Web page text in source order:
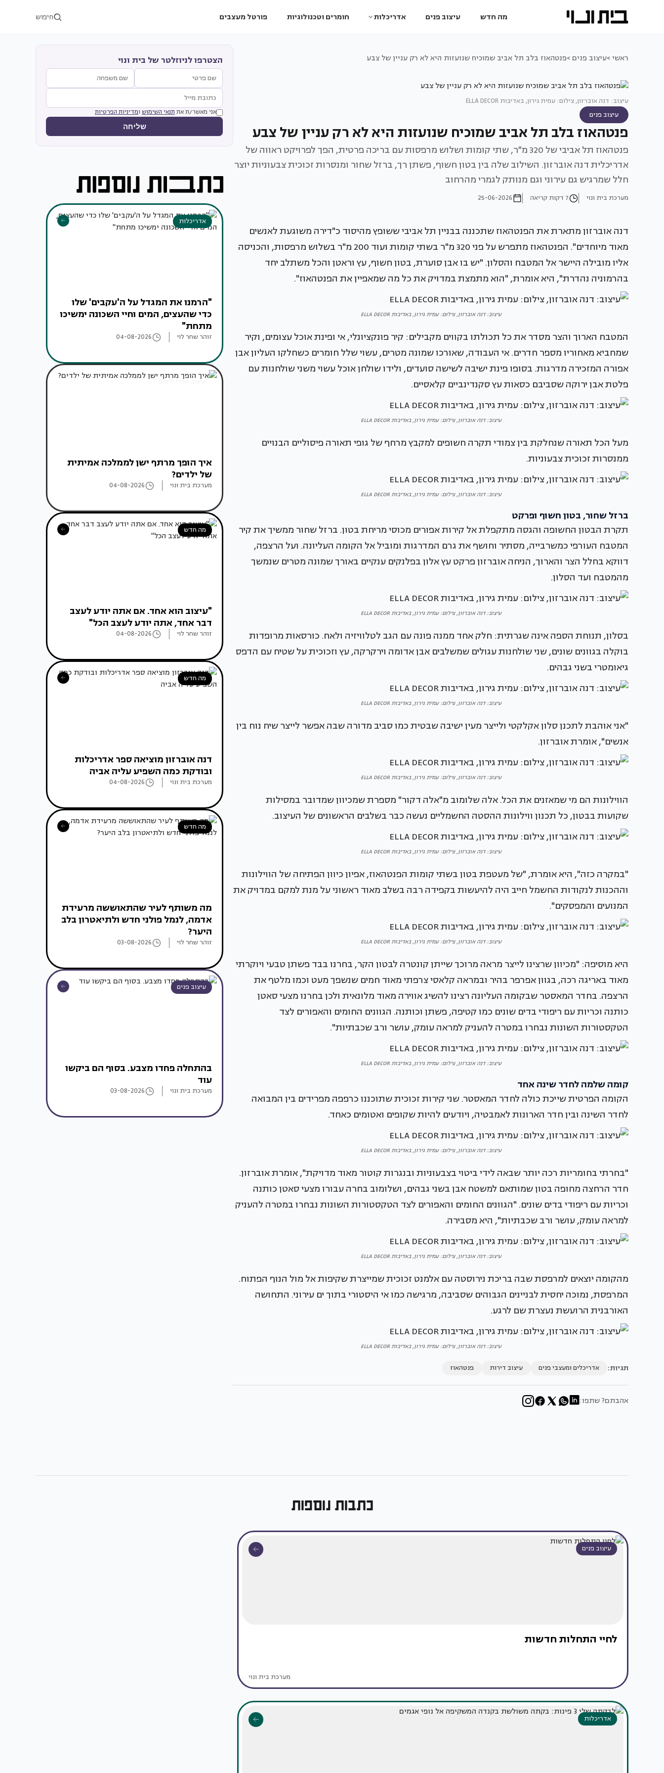
מה חדש עיצוב פנים אדריכלות חומרים וטכנולוגיות פורטל מעצבים חיפוש
ראשי >עיצוב פנים >פנטהאוז בלב תל אביב שמוכיח שנועזות היא לא רק עניין של צבע
עיצוב: דנה אוברזון, צילום: עמית גירון, באדיבות ELLA DECOR
עיצוב פנים
פנטהאוז בלב תל אביב שמוכיח שנועזות היא לא רק עניין של צבע
פנטהאוז תל אביבי של 320 מ"ר, שתי קומות ושלוש מרפסות עם בריכה פרטית, הפך לפרויקט ראווה של
אדריכלית דנה אוברזון. השילוב שלה בין בטון חשוף, פשתן רך, ברזל שחור ומנסרות זכוכית צבעוניות יוצר
חלל שמרגיש גם עירוני וגם מנותק לגמרי מהרחוב
מערכת בית ונוי 7 דקות קריאה 25-06-2026
דנה אוברזון מתארת את הפנטהאוז שתכננה בבניין תל אביבי ששופץ מהיסוד כ"דירה משוגעת לאנשים
מאוד מיוחדים". הפנטהאוז מתפרש על פני 320 מ"ר בשתי קומות ועוד 200 מ"ר בשלוש מרפסות, והכניסה
אליו מובילה היישר אל המטבח והסלון. "יש בו אבן סוערת, בטון חשוף, עץ וראטן והכל משתלב יחד
בהרמוניה נהדרת", היא אומרת, "הוא מתמצת במדויק את כל מה שמאפיין את הפנטהאוז".
עיצוב: דנה אוברזון, צילום: עמית גירון, באדיבות ELLA DECOR
המטבח הארוך והצר מסדר את כל תכולתו בקווים מקבילים: קיר פונקציונלי, אי ופינת אוכל עצומים, וקיר
שמחביא מאחוריו מספר חדרים. אי העבודה, שאורכו שמונה מטרים, עשוי שלל חומרים כשחלקו העליון אבן
אפורה המזכירה מדרגות. בסופו פינת ישיבה לשישה סועדים, ולידו שולחן אוכל עשוי משני שולחנות עם
פלטת אבן ירוקה שסביבם כסאות עץ סקנדינביים קלאסיים.
עיצוב: דנה אוברזון, צילום: עמית גירון, באדיבות ELLA DECOR
מעל הכל תאורה שנחלקת בין צמודי תקרה חשופים למקבץ מרחף של גופי תאורה פיסוליים הבנויים
ממנסרות זכוכית צבעוניות.
עיצוב: דנה אוברזון, צילום: עמית גירון, באדיבות ELLA DECOR
ברזל שחור, בטון חשוף ופרקט
תקרת הבטון החשופה והגסה מתקפלת אל קירות אפורים מכוסי מריחת בטון. ברזל שחור ממשיך את קיר
המטבח העורפי כמשרבייה, מסתיר וחושף את גרם המדרגות ומוביל אל הקומה העליונה. ועל הרצפה,
דווקא בחלל הצר והארוך, הניחה אוברזון פרקט עץ אלון בפלנקים ענקיים באורך שמונה מטרים שנמשך
מהמטבח ועד הסלון.
עיצוב: דנה אוברזון, צילום: עמית גירון, באדיבות ELLA DECOR
בסלון, תנוחת הספה אינה שגרתית: חלק אחד ממנה פונה עם הגב לטלוויזיה ולאח. כורסאות מרופדות
בוקלה בגוונים שונים, שני שולחנות עגולים שמשלבים אבן אדומה וירקרקה, עץ וזכוכית על שטיח עם הדפס
גיאומטרי בשני גבהים.
עיצוב: דנה אוברזון, צילום: עמית גירון, באדיבות ELLA DECOR
"אני אוהבת לתכנן סלון אקלקטי ולייצר מעין ישיבה שבטית כמו סביב מדורה שבה אפשר לייצר שיח נוח בין
אנשים", אומרת אוברזון.
עיצוב: דנה אוברזון, צילום: עמית גירון, באדיבות ELLA DECOR
הווילונות הם מי שמאזנים את הכל. אלה שלומוב מ"אלה דקור" מספרת שמכיוון שמדובר במסילות
שקועות בבטון, כל תכנון ווילונות ההסטה החשמליים נעשה כבר בשלבים הראשונים של העיצוב.
עיצוב: דנה אוברזון, צילום: עמית גירון, באדיבות ELLA DECOR
"במקרה כזה", היא אומרת, "של מעטפת בטון בשתי קומות הפנטהאוז, אפיון כיוון הפתיחה של הווילונות
וההכנות לנקודות החשמל חייב היה להיעשות בקפידה רבה בשלב מאוד ראשוני על מנת למקם במדויק את
המנועים והמפסקים".
עיצוב: דנה אוברזון, צילום: עמית גירון, באדיבות ELLA DECOR
היא מוסיפה: "מכיוון שרצינו לייצר מראה מרוכך שייתן קונטרה לבטון הקר, בחרנו בבד פשתן טבעי ויוקרתי
מאוד באריגה רכה, בגוון אפרפר בהיר ובמראה קלאסי צרפתי מאוד חמים שנשפך מעט וכמו מלטף את
הרצפה. בחדר המאסטר שבקומה העליונה רצינו להשיג אווירה מאוד מלונאית ולכן בחרנו מצעי סאטן
כותנה וכריות עם ריפודי בדים שונים כמו קטיפה, פשתן וכותנה. הגוונים החומים והאפורים לצד
הטקסטורות השונות נבחרו במטרה להעניק למראה עומק, עושר ורב שכבתיות".
עיצוב: דנה אוברזון, צילום: עמית גירון, באדיבות ELLA DECOR
קומה שלמה לחדר שינה אחד
הקומה הפרטית שייכת כולה לחדר המאסטר. שני קירות זכוכית שתוכננו כרפפה מפרידים בין המבואה
לחדר השינה ובין חדר הארונות לאמבטיה, ויודעים להיות שקופים ואטומים כאחד.
עיצוב: דנה אוברזון, צילום: עמית גירון, באדיבות ELLA DECOR
"בחרתי בחומריות רכה יותר שבאה לידי ביטוי בצבעוניות ובנגרות קוטור מאוד מדויקת", אומרת אוברזון.
חדר הרחצה מחופה בטון שמותאם למשטח אבן בשני גבהים, ושלומוב בחרה עבורו מצעי סאטן כותנה
וכריות עם ריפודי בדים שונים. "הגוונים החומים והאפורים לצד הטקסטורות השונות נבחרו במטרה להעניק
למראה עומק, עושר ורב שכבתיות", היא מסבירה.
עיצוב: דנה אוברזון, צילום: עמית גירון, באדיבות ELLA DECOR
מהקומה יוצאים למרפסת שבה בריכת נירוסטה עם אלמנט זכוכית שמייצרת שקיפות אל מול הנוף הפתוח.
המרפסת, נמוכה יחסית לבניינים הגבוהים שסביבה, מרגישה כמו אי היסטורי בתוך ים עירוני. התחושה
האורבנית הרועשת נעצרת שם לרגע.
עיצוב: דנה אוברזון, צילום: עמית גירון, באדיבות ELLA DECOR
תגיות: אדריכלים ומעצבי פנים עיצוב דירות פנטהאוז
אהבתם? שתפו:
הצטרפו לניוזלטר של בית ונוי
אני מאשר/ת את תנאי השימוש ומדיניות הפרטיות
שליחה
אדריכלות
"הרמנו את המגדל על ה'עקבים' שלו
כדי שהעצים, המים וחיי השכונה ימשיכו
מתחת"
זוהר שחר לוי 04-08-2026
עיצוב חדרי ילדים
איך הופך מרתף ישן לממלכה אמיתית
של ילדים?
מערכת בית ונוי 04-08-2026
מה חדש
"עיצוב הוא אחד. אם אתה יודע לעצב
דבר אחד, אתה יודע לעצב הכל"
זוהר שחר לוי 04-08-2026
מה חדש
דנה אוברזון מוציאה ספר אדריכלות
ובודקת כמה השפיע עליה אביה
מערכת בית ונוי 04-08-2026
מה חדש
מה משותף לעיר שהתאוששה מרעידת
אדמה, לנמל פולני חדש ולתיאטרון בלב
היער?
זוהר שחר לוי 03-08-2026
עיצוב פנים
בהתחלה פחדו מצבע. בסוף הם ביקשו
עוד
מערכת בית ונוי 03-08-2026
כתבות נוספות
עיצוב פנים
לחיי התחלות חדשות
מערכת בית ונוי
אדריכלות